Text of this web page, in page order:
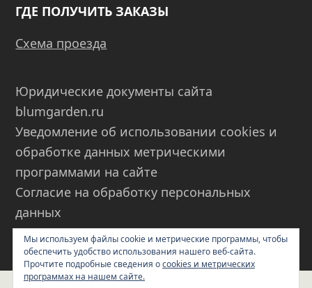
ГДЕ ПОЛУЧИТЬ ЗАКАЗЫ
Схема проезда
Юридические документы сайта
blumgarden.ru
Уведомление об использовании cookies и
обработке данных метрическими
программами на сайте
Согласие на обработку персональных
данных
Пользовательское соглашение
Мы используем файлы cookie и метрические программы, чтобы
обеспечить удобство использования нашего веб-сайта.
Прочтите подробные сведения оcookies и метрических
программах на нашем сайте.